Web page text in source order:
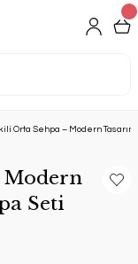
Orta Sehpa – Modern
Modern
Seti